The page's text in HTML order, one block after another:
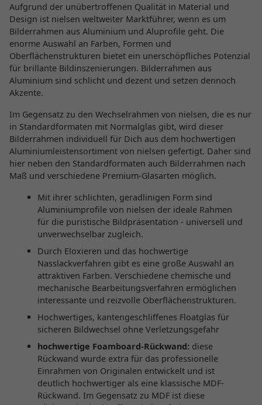
Aufgrund der unübertroffenen Qualität in Material und
Design ist nielsen weltweiter Marktführer, wenn es um
Bilderrahmen aus Aluminium und Aluprofile geht. Die
enorme Auswahl an Farben, Formen und
Oberflächenstrukturen bietet ein unerschöpfliches Potenzial
für brillante Bildinszenierungen. Bilderrahmen aus
Aluminium sind schlicht und dezent und setzen dennoch
Akzente.
Im Gegensatz zu den Wechselrahmen von nielsen, die es nur
in Standardformaten mit Normalglas gibt, wird dieser
Bilderrahmen individuell für Dich aus dem hochwertigen
Aluminiumleistensortiment von nielsen gefertigt. Daher sind
hier neben den Standardformaten auch Bilderrahmen nach
Maß und verschiedene Premium-Glasarten möglich.
Mit ihrer schlichten, geradlinigen Form sind
Aluminiumprofile von nielsen der ideale Rahmen
für die puristische Bildpräsentation - universell und
unverwechselbar zugleich.
Durch Eloxieren und das hochwertige
Nasslackverfahren gibt es eine große Auswahl an
attraktiven Farben. Verschiedene chemische und
mechanische Bearbeitungsverfahren ermöglichen
interessante und reizvolle Oberflächenstrukturen.
Hochwertiges, kantengeschliffenes Floatglas für
sicheren Bildwechsel ohne Verletzungsgefahr
hochwertige Foamboard-Rückwand: diese
Rückwand wurde extra für das professionelle
Einrahmen von Originalen entwickelt und ist
deutlich hochwertiger als eine klassische MDF-
Rückwand. Im Gegensatz zu MDF ist diese